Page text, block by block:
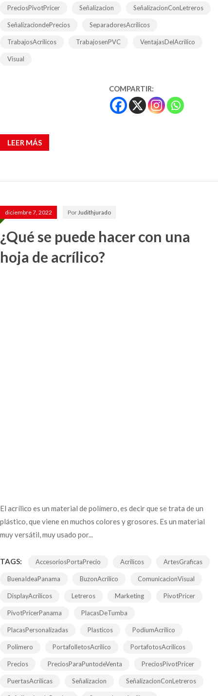
PreciosPivotPricer Señalizacion SeñalizacionConLetreros
SeñalizaciondePrecios SeparadoresAcrilicos
TrabajosAcrilicos TrabajosenPVC VentajasDelAcrilico
Visual
COMPARTIR:
LEER MÁS
diciembre 7, 2022 Por Judithjurado
¿Qué se puede hacer con una
hoja de acrílico?
El acrílico es un material de polímero, es decir que se trata de un
plástico, que viene en muchos colores y grosores. Es un material
muy versátil, muy usado por...
TAGS: AccesoriosPortaPrecio Acrilicos ArtesGraficas
BuenaIdeaPanama BuzonAcrilico ComunicacionVisual
DisplayAcrilicos Letreros Marketing PivotPricer
PivotPricerPanama PlacasDeTumba
PlacasPersonalizadas Plasticos PodiumAcrilico
Polimero PortafolletosAcrilico PortafotosAcrilicos
Precios PreciosParaPuntodeVenta PreciosPivotPricer
PuertasAcrilicas Señalizacion SeñalizacionConLetreros